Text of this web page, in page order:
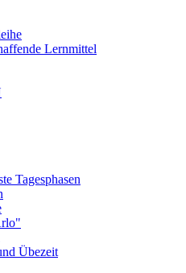
Lernmittel
Tagesphasen
Übezeit